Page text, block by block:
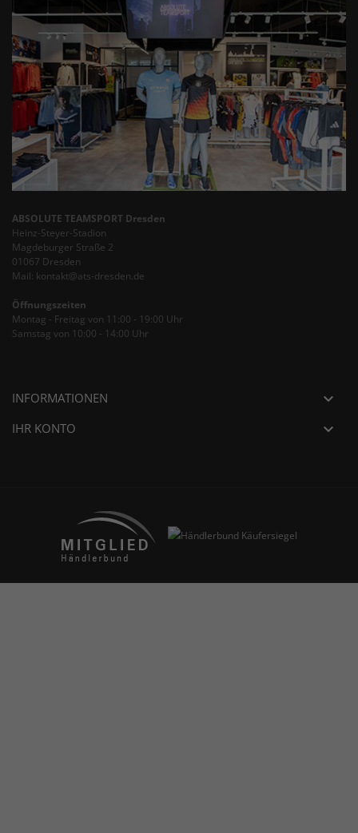
ABSOLUTE TEAMSPORT Dresden
Heinz-Steyer-Stadion
Magdeburger Straße 2
01067 Dresden
Mail: kontakt@ats-dresden.de
Öffnungszeiten
Montag - Freitag von 11:00 - 19:00 Uhr
Samstag von 10:00 - 14:00 Uhr
INFORMATIONEN 
IHR KONTO 